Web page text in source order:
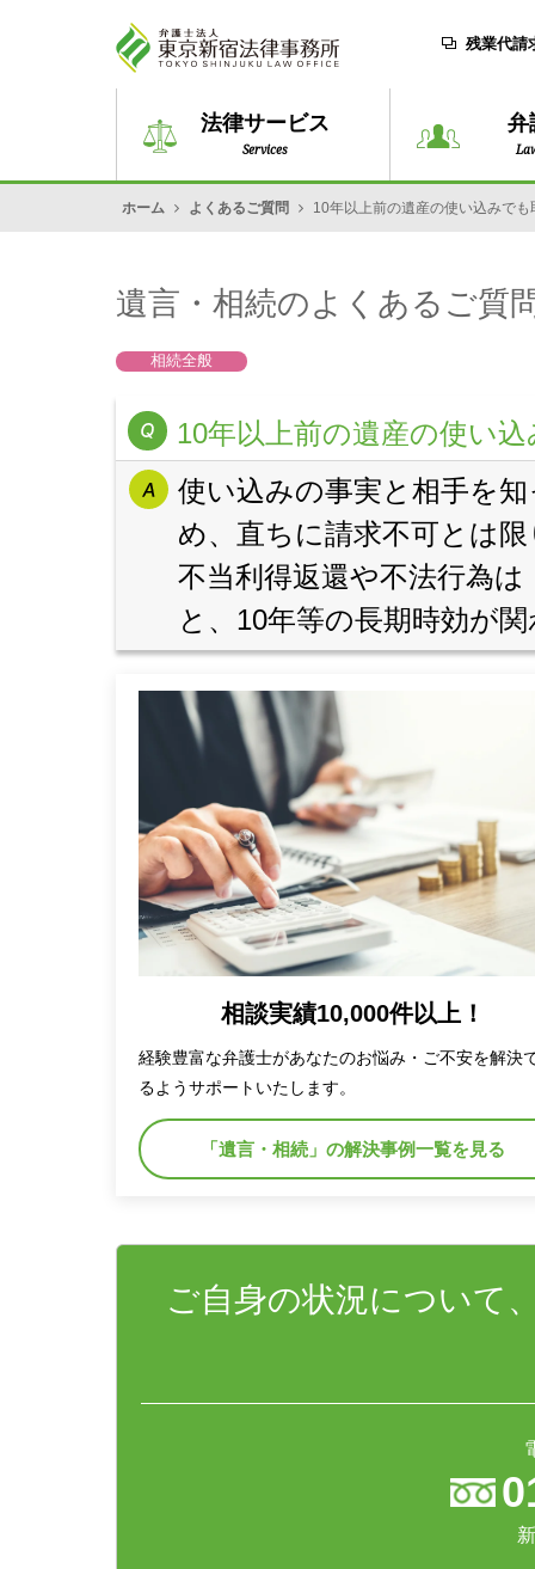
残業代請
法律サービス
Services
弁
ホーム よくあるご質問 10年以上前の遺産の使い込みで
遺言・相続のよくあるご質
相続全般
10年以上前の遺産の使い
使い込みの事実と相手を
め、直ちに請求不可とは
不当利得返還や不法行為
と、10年等の長期時効が
相談実績10,000件以上！
経験豊富な弁護士があなたのお悩み・ご不安を解決
るようサポートいたします。
「遺言・相続」の解決事例一覧を見る
ご自身の状況について